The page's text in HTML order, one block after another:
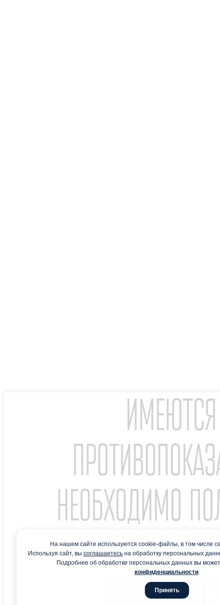
ИМЕЮТСЯ
НЕОБХОДИМО
На нашем сайте используются cookie-файлы, в том числе
Используя сайт, вы соглашаетесьна обработку персональных
Подробнее об обработке персональных данных вы
конфиденциальности.
Принять